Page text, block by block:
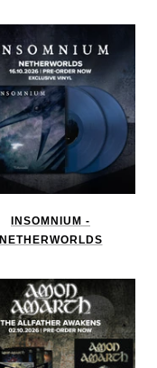
INSOMNIUM -
NETHERWORLDS